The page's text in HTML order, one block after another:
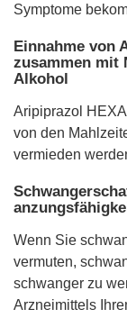
Symptome
Einnahme von
zusammen mit
Alkohol
Aripiprazol
von den
vermieden
Wenn Sie
vermuten,
schwanger zu
Arzneimittels